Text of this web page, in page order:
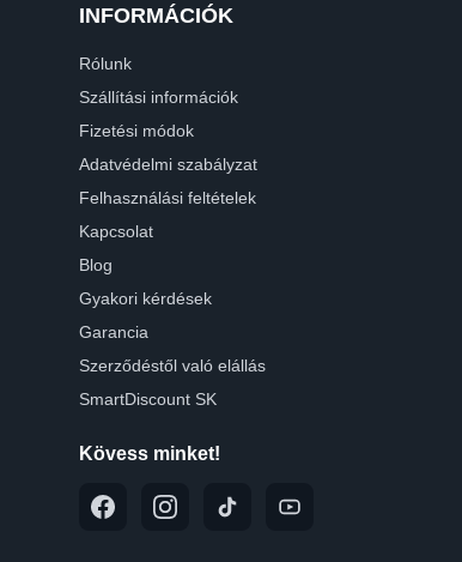
INFORMÁCIÓK
Rólunk
Szállítási információk
Fizetési módok
Adatvédelmi szabályzat
Felhasználási feltételek
Kapcsolat
Blog
Gyakori kérdések
Garancia
Szerződéstől való elállás
SmartDiscount SK
Kövess minket!